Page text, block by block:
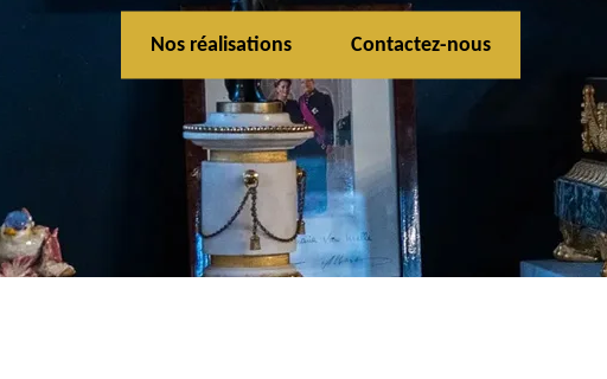
Nos réalisations Contactez-nous